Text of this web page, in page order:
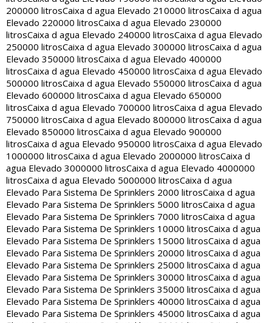
200000 litrosCaixa d agua Elevado 210000 litrosCaixa d agua
Elevado 220000 litrosCaixa d agua Elevado 230000
litrosCaixa d agua Elevado 240000 litrosCaixa d agua Elevado
250000 litrosCaixa d agua Elevado 300000 litrosCaixa d agua
Elevado 350000 litrosCaixa d agua Elevado 400000
litrosCaixa d agua Elevado 450000 litrosCaixa d agua Elevado
500000 litrosCaixa d agua Elevado 550000 litrosCaixa d agua
Elevado 600000 litrosCaixa d agua Elevado 650000
litrosCaixa d agua Elevado 700000 litrosCaixa d agua Elevado
750000 litrosCaixa d agua Elevado 800000 litrosCaixa d agua
Elevado 850000 litrosCaixa d agua Elevado 900000
litrosCaixa d agua Elevado 950000 litrosCaixa d agua Elevado
1000000 litrosCaixa d agua Elevado 2000000 litrosCaixa d
agua Elevado 3000000 litrosCaixa d agua Elevado 4000000
litrosCaixa d agua Elevado 5000000 litrosCaixa d agua
Elevado Para Sistema De Sprinklers 2000 litrosCaixa d agua
Elevado Para Sistema De Sprinklers 5000 litrosCaixa d agua
Elevado Para Sistema De Sprinklers 7000 litrosCaixa d agua
Elevado Para Sistema De Sprinklers 10000 litrosCaixa d agua
Elevado Para Sistema De Sprinklers 15000 litrosCaixa d agua
Elevado Para Sistema De Sprinklers 20000 litrosCaixa d agua
Elevado Para Sistema De Sprinklers 25000 litrosCaixa d agua
Elevado Para Sistema De Sprinklers 30000 litrosCaixa d agua
Elevado Para Sistema De Sprinklers 35000 litrosCaixa d agua
Elevado Para Sistema De Sprinklers 40000 litrosCaixa d agua
Elevado Para Sistema De Sprinklers 45000 litrosCaixa d agua